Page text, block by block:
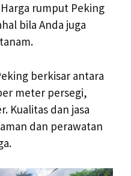
rumput Peking
bila Anda juga
berkisar antara
meter persegi,
Kualitas dan jasa
dan perawatan